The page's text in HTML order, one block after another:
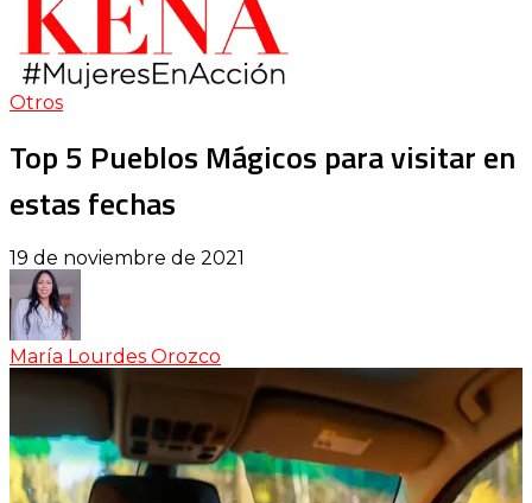
Otros
Top 5 Pueblos Mágicos para visitar en
estas fechas
19 de noviembre de 2021
María Lourdes Orozco